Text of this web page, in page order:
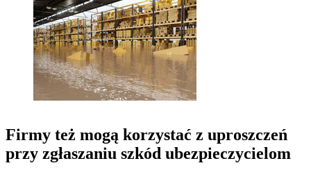
Firmy też mogą korzystać z uproszczeń
przy zgłaszaniu szkód ubezpieczycielom